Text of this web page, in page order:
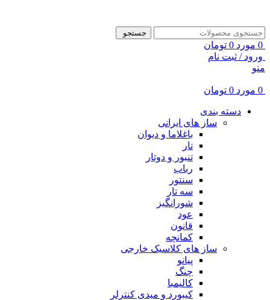
جستجو
0 مورد 0 تومان
ورود / ثبت نام
منو
0 مورد 0 تومان
دسته بندی
ساز های ایرانی
باغلاما و دیوان
تار
تنبور و دوتار
رباب
سنتور
سه تار
شورانگیز
عود
قانون
کمانچه
ساز های کلاسیک خارجی
پیانو
چنگ
کالیمبا
کیبورد و میدی کنترلر